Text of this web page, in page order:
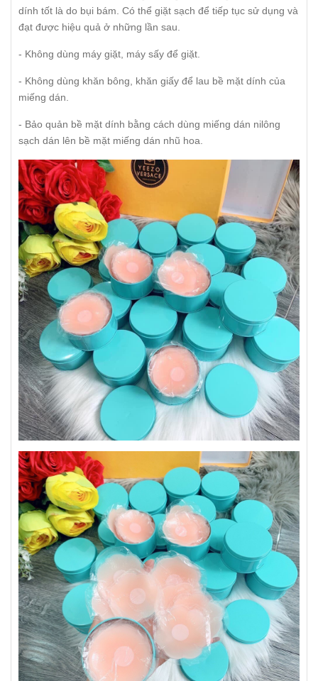
dính tốt là do bụi bám. Có thể giặt sạch để tiếp tục sử dụng và
đạt được hiệu quả ở những lần sau.
- Không dùng máy giặt, máy sấy để giặt.
- Không dùng khăn bông, khăn giấy để lau bề mặt dính của
miếng dán.
- Bảo quản bề mặt dính bằng cách dùng miếng dán nilông
sạch dán lên bề mặt miếng dán nhũ hoa.